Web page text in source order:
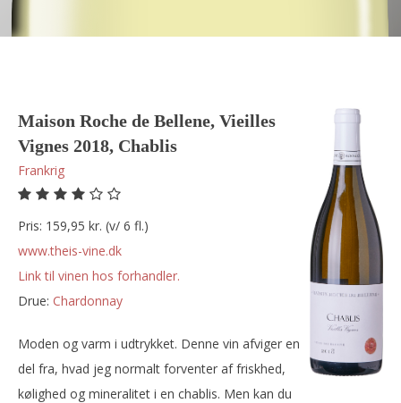
Maison Roche de Bellene, Vieilles
Vignes 2018, Chablis
Frankrig
Pris: 159,95 kr. (v/ 6 fl.)
www.theis-vine.dk
Link til vinen hos forhandler.
Drue:
chardonnay
Moden og varm i udtrykket. Denne vin afviger en
del fra, hvad jeg normalt forventer af friskhed,
kølighed og mineralitet i en chablis. Men kan du